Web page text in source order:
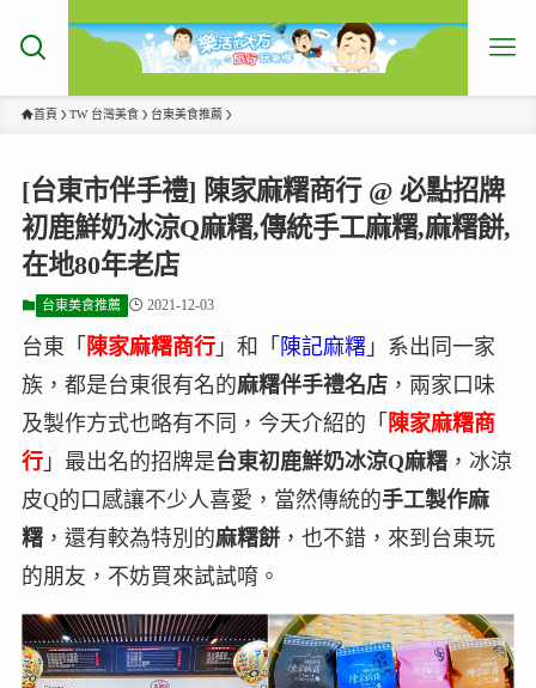
首頁 TW 台灣美食 台東美食推薦
[台東市伴手禮] 陳家麻糬商行 @ 必點招牌
初鹿鮮奶冰涼Q麻糬,傳統手工麻糬,麻糬餅,
在地80年老店
台東美食推薦 2021-12-03
台東「 陳家麻糬商行」和「 陳記麻糬 」系出同一家
族，都是台東很有名的麻糬伴手禮名店，兩家口味
及製作方式也略有不同，今天介紹的「 陳家麻糬商
行」最出名的招牌是台東初鹿鮮奶冰涼Q麻糬，冰涼
皮Q的口感讓不少人喜愛，當然傳統的手工製作麻
糬，還有較為特別的麻糬餅，也不錯，來到台東玩
的朋友，不妨買來試試唷。